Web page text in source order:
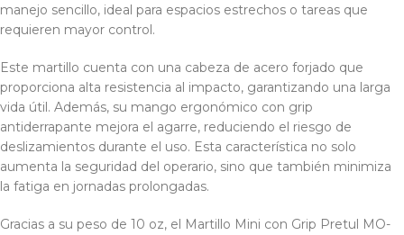
manejo sencillo, ideal para espacios estrechos o tareas que
requieren mayor control.
Este martillo cuenta con una cabeza de acero forjado que
proporciona alta resistencia al impacto, garantizando una larga
vida útil. Además, su mango ergonómico con grip
antiderrapante mejora el agarre, reduciendo el riesgo de
deslizamientos durante el uso. Esta característica no solo
aumenta la seguridad del operario, sino que también minimiza
la fatiga en jornadas prolongadas.
Gracias a su peso de 10 oz, el Martillo Mini con Grip Pretul MO-